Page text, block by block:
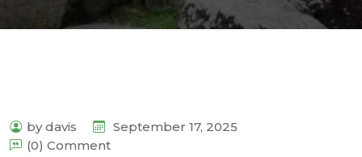
by davis
September 17, 2025
(0) Comment